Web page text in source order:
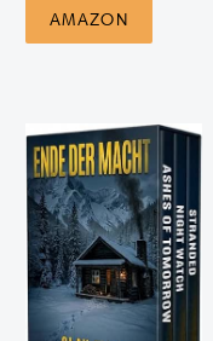
AMAZON